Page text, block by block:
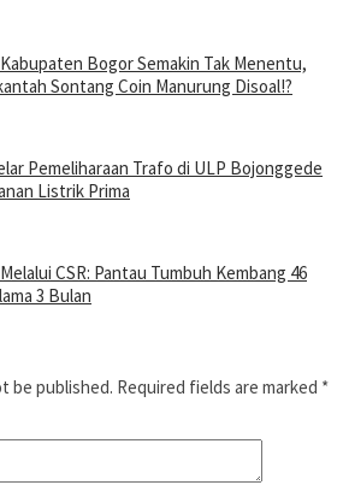
Bogor Semakin Tak Menentu,
Sontang Coin Manurung Disoal!?
Pemeliharaan Trafo di ULP Bojonggede
Listrik Prima
CSR: Pantau Tumbuh Kembang 46
3 Bulan
be published. Required fields are marked *